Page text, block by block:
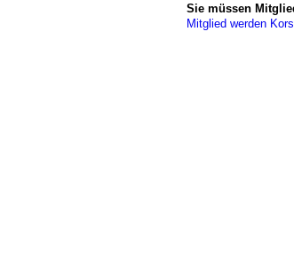
Sie müssen
Mitglied werden